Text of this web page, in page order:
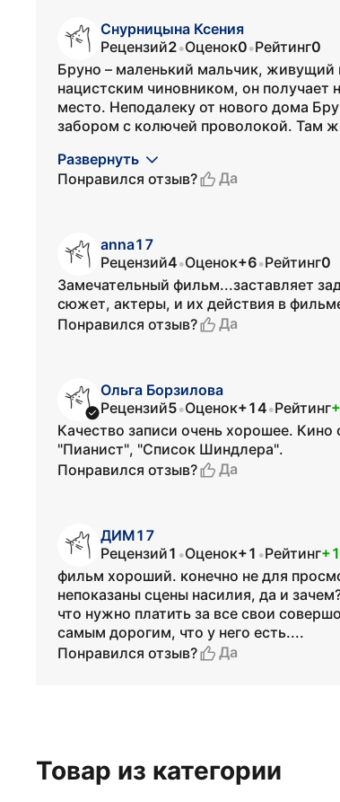
Снурницына Ксения
Рецензий2•Оценок0•Рейтинг0
Бруно – маленький мальчик, живущий
нацистским чиновником, он получает
место. Неподалеку от нового дома
забором с колючей проволокой. Там
Развернуть
Понравился отзыв?
Да
anna17
Рецензий4•Оценок+6•Рейтинг0
Замечательный фильм...заставляет
сюжет, актеры, и их действия в
Понравился отзыв?
Да
Ольга Борзилова
Рецензий5•Оценок+14•Рейтинг
Качество записи очень хорошее.
"Пианист", "Список Шиндлера".
Понравился отзыв?
Да
ДИМ17
Рецензий1 •Оценок+1 •Рейтинг+1
фильм хороший. конечно не для
непоказаны сцены насилия, да и
что нужно платить за все свои
самым дорогим, что у него есть....
Понравился отзыв?
Да
Товар из категории